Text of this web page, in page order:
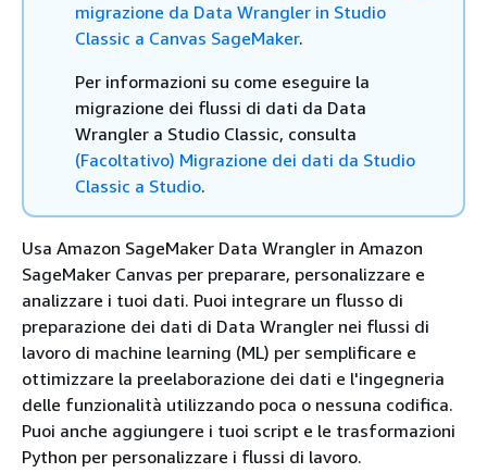
migrazione da Data Wrangler in Studio
Classic a Canvas SageMaker.
Per informazioni su come eseguire la
migrazione dei flussi di dati da Data
Wrangler a Studio Classic, consulta
(Facoltativo) Migrazione dei dati da Studio
Classic a Studio.
Usa Amazon SageMaker Data Wrangler in Amazon
SageMaker Canvas per preparare, personalizzare e
analizzare i tuoi dati. Puoi integrare un flusso di
preparazione dei dati di Data Wrangler nei flussi di
lavoro di machine learning (ML) per semplificare e
ottimizzare la preelaborazione dei dati e l'ingegneria
delle funzionalità utilizzando poca o nessuna codifica.
Puoi anche aggiungere i tuoi script e le trasformazioni
Python per personalizzare i flussi di lavoro.